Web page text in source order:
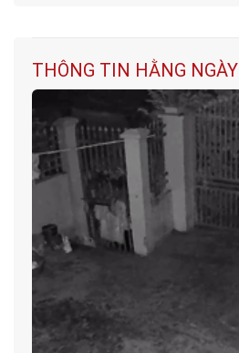
THÔNG TIN HẰNG NGÀY